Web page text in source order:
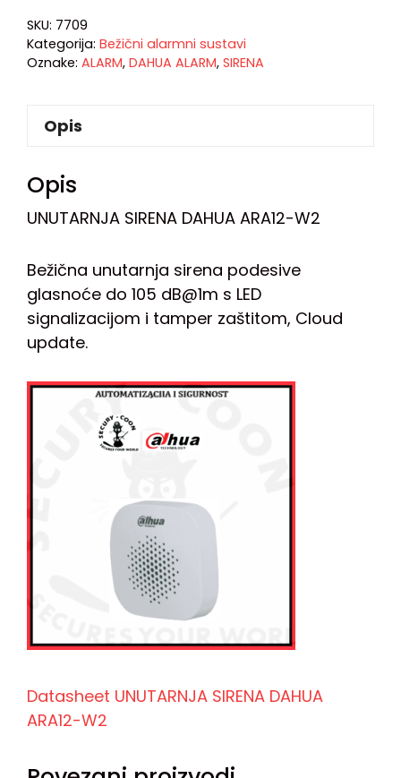
SKU: 7709
Kategorija: Bežični alarmni sustavi
Oznake: ALARM, DAHUA ALARM, SIRENA
Opis
Opis
UNUTARNJA SIRENA DAHUA ARA12-W2
Bežična unutarnja sirena podesive
glasnoće do 105 dB@1m s LED
signalizacijom i tamper zaštitom, Cloud
update.
Datasheet UNUTARNJA SIRENA DAHUA
ARA12-W2